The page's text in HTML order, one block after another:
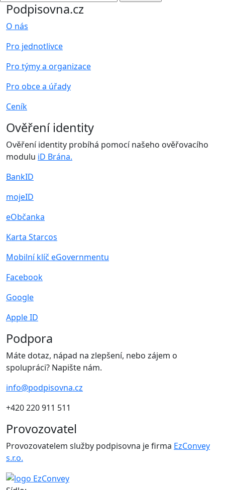
Podpisovna.cz
O nás
Pro jednotlivce
Pro týmy a organizace
Pro obce a úřady
Ceník
Ověření identity
Ověření identity probíhá pomocí našeho ověřovacího
modulu iD Brána.
BankID
mojeID
eObčanka
Karta Starcos
Mobilní klíč eGovernmentu
Facebook
Google
Apple ID
Podpora
Máte dotaz, nápad na zlepšení, nebo zájem o
spolupráci? Napište nám.
info@podpisovna.cz
+420 220 911 511
Provozovatel
Provozovatelem služby podpisovna je firma EzConvey
s.r.o.